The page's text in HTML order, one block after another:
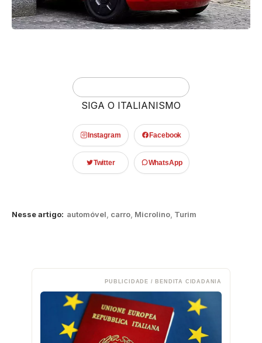
SIGA O ITALIANISMO
Instagram Facebook
Twitter WhatsApp
Nesse artigo: automóvel carro Microlino Turim
PUBLICIDADE / BENDITA CIDADANIA